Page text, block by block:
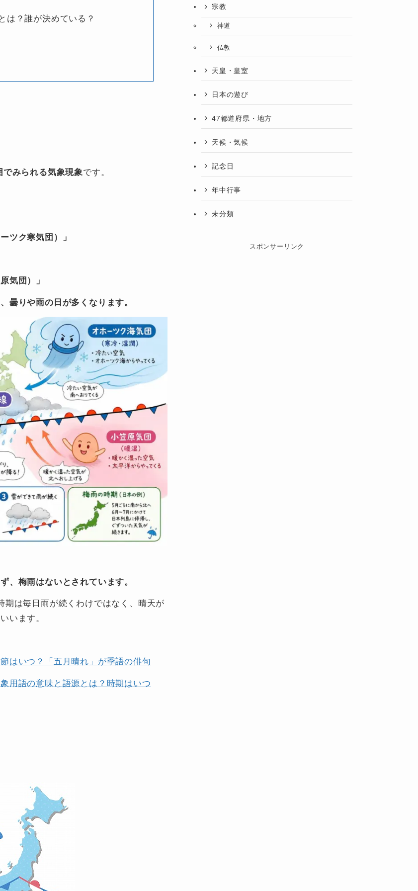
は？誰が決めている？
みられる気象現象です。
ツク寒気団）」
気団）」
曇りや雨の日が多くなります。
、梅雨はないとされています。
は毎日雨が続くわけではなく、晴天が
います。
はいつ？「五月晴れ」が季語の俳句
用語の意味と語源とは？時期はいつ
宗教
神道
仏教
天皇・皇室
日本の遊び
47都道府県・地方
天候・気候
記念日
年中行事
未分類
スポンサーリンク